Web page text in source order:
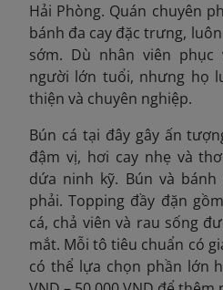
Hải Phòng. Quán chuyên
bánh đa cay đặc trưng,
sớm. Dù nhân viên
người lớn tuổi, nhưng họ
thiện và chuyên nghiệp.
Bún cá tại đây gây ấn
đậm vị, hơi cay nhẹ và
dứa ninh kỹ. Bún và
phải. Topping đầy đặn
cá, chả viên và rau sống
mắt. Mỗi tô tiêu chuẩn có
có thể lựa chọn phần lớn